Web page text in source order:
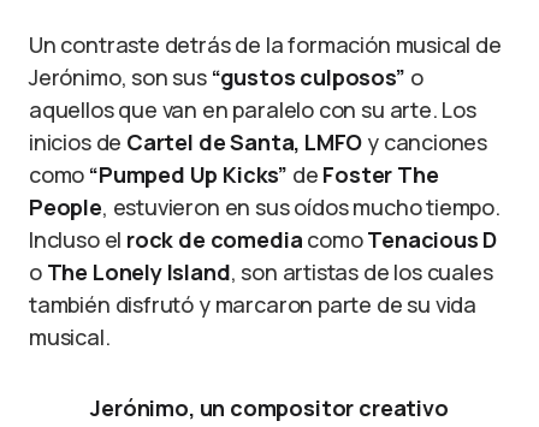
Un contraste detrás de la formación musical de
Jerónimo, son sus “gustos culposos” o
aquellos que van en paralelo con su arte. Los
inicios de Cartel de Santa, LMFO y canciones
como “Pumped Up Kicks” de Foster The
People, estuvieron en sus oídos mucho tiempo.
Incluso el rock de comedia comoTenacious D
o The Lonely Island, son artistas de los cuales
también disfrutó y marcaron parte de su vida
musical.
Jerónimo, un compositor creativo